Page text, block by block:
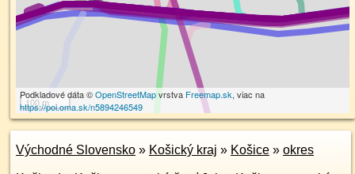
100 m
Podkladové dáta ©OpenStreetMapvrstva Freemap.sk, viac na
https://poi.oma.sk/n5894246549
Východné Slovensko » Košický kraj » Košice » okres